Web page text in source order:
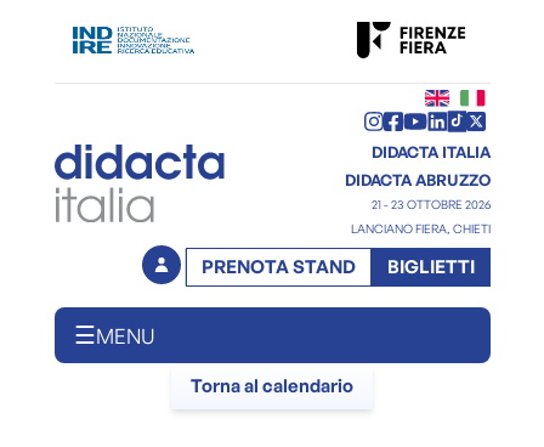
DIDACTA ITALIA
DIDACTA ABRUZZO
21 - 23 OTTOBRE 2026
LANCIANO FIERA, CHIETI
PRENOTA STAND BIGLIETTI
☰MENU
Torna al calendario